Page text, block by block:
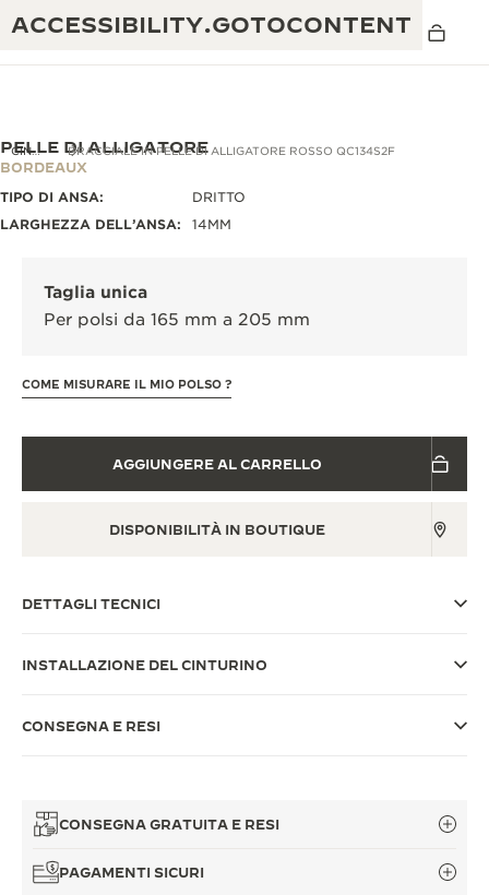
ACCESSIBILITY.GOTOCONTENT
GARANZIA JAEGER-LECOULTRE
GARANZIA ATMOS
TIMEKEEPER”
REVERSO STORIES
THE SOUND MAKER
THE PRECISION PIONEER
VEDERE TUTTI GLI EVENTI
ECCELLENZA: OLTRE 190 ANNI DI TRADIZIONE
INGEGNO: OLTRE 1.400 CALIBRI
CINTURINI BRACCIALE IN PELLE DI ALLIGATORE ROSSO QC134S2F
PELLE DI ALLIGATORE
BORDEAUX
TIPO DI ANSA:
DRITTO
LARGHEZZA DELL’ANSA:
14MM
Taglia unica
Per polsi da 165 mm a 205 mm
COME MISURARE IL MIO POLSO ?
AGGIUNGERE AL CARRELLO
DISPONIBILITÀ IN BOUTIQUE
DETTAGLI TECNICI
INSTALLAZIONE DEL CINTURINO
CONSEGNA E RESI
CONSEGNA GRATUITA E RESI
PAGAMENTI SICURI